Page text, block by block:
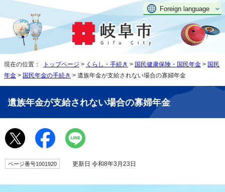
Foreign language
現在の位置： トップページ > くらし・手続き > 国民健康保険・国民年金 > 国民
年金 > 国民年金の手続き > 遺族年金が支給されない場合の寡婦年金
遺族年金が支給されない場合の寡婦年金
ページ番号1001920 更新日 令和8年3月23日